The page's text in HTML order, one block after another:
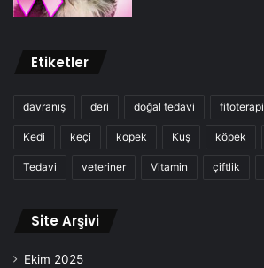
Etiketler
davranış deri doğal tedavi fitoterapi
Kedi keçi kopek Kuş köpek
Tedavi veteriner Vitamin çiftlik
Site Arşivi
Ekim 2025